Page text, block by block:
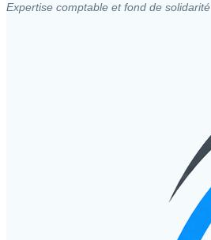
Expertise comptable et fond de solidarité